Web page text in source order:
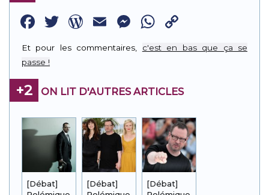
Facebook
Twitter
WordPress
EmailMessenger
WhatsApp
Link
Et pour les commentaires, c'est en bas que ça se
passe !
+2 ON LIT D'AUTRES ARTICLES
[Débat]
[Débat]
[Débat]